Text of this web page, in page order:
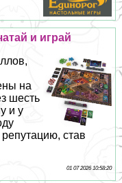
и играй
на
шесть
и у
став
01 07 2026 10:58:20